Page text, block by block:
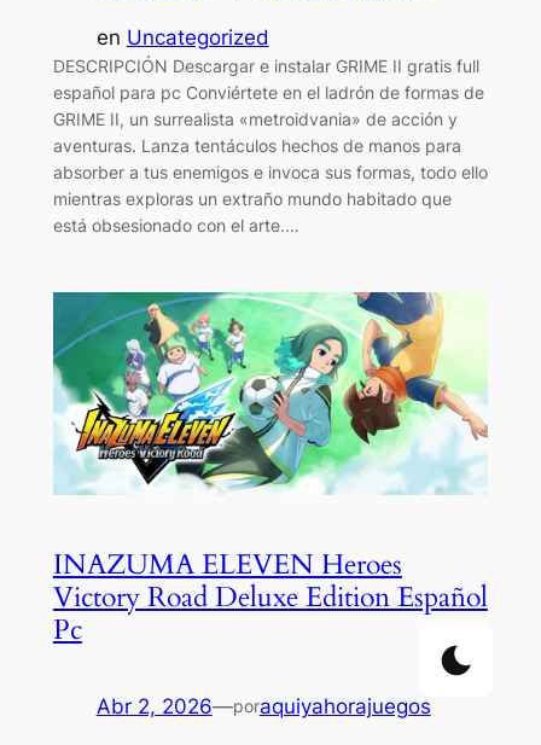
en Uncategorized
DESCRIPCIÓN Descargar e instalar GRIME II gratis full
español para pc Conviértete en el ladrón de formas de
GRIME II, un surrealista «metroidvania» de acción y
aventuras. Lanza tentáculos hechos de manos para
absorber a tus enemigos e invoca sus formas, todo ello
mientras exploras un extraño mundo habitado que
está obsesionado con el arte.…
INAZUMA ELEVEN Heroes
Victory Road Deluxe Edition Español
Pc
Abr 2, 2026—poraquiyahorajuegos